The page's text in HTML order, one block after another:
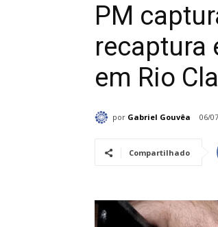
PM
recaptura
em Rio
por Gabriel Gouvêa 06/
Compartilhado